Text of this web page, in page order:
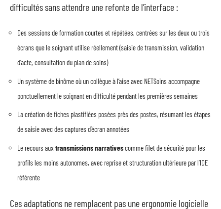
difficultés sans attendre une refonte de l’interface :
Des sessions de formation courtes et répétées, centrées sur les deux ou trois
écrans que le soignant utilise réellement (saisie de transmission, validation
d’acte, consultation du plan de soins)
Un système de binôme où un collègue à l’aise avec NETSoins accompagne
ponctuellement le soignant en difficulté pendant les premières semaines
La création de fiches plastifiées posées près des postes, résumant les étapes
de saisie avec des captures d’écran annotées
Le recours auxtransmissions narrativescomme filet de sécurité pour les
profils les moins autonomes, avec reprise et structuration ultérieure par l’IDE
référente
Ces adaptations ne remplacent pas une ergonomie logicielle